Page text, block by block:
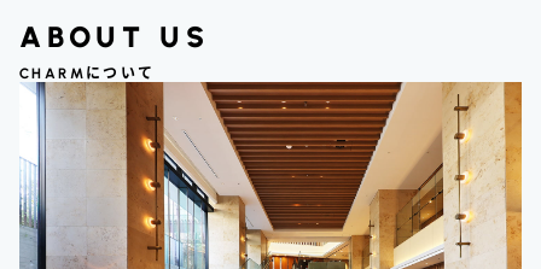
ABOUT US
CHARM について